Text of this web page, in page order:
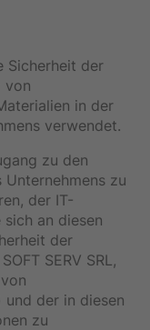
Sicherheit der
von
in der
verwendet.
zu den
zu
der IT-
an diesen
der
SERV SRL,
der in diesen
zu